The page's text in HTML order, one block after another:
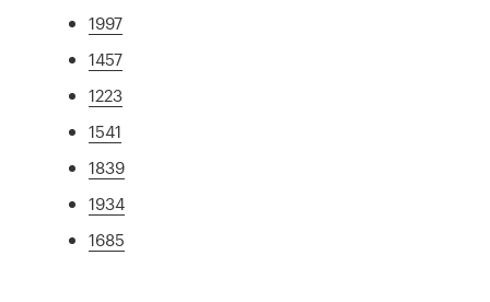
1997
1457
1223
1541
1839
1934
1685